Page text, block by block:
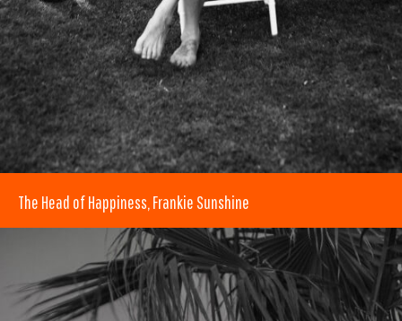
The Head of Happiness, Frankie Sunshine